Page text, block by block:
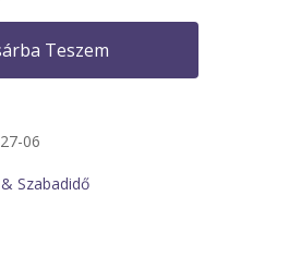
Teszem
06
Szabadidő